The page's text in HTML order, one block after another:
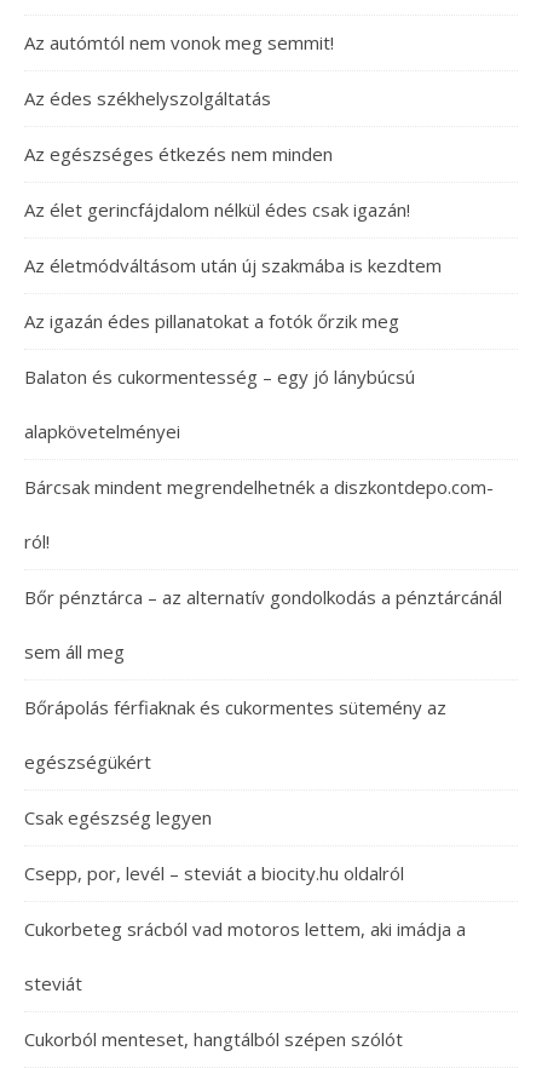
Az autómtól nem vonok meg semmit!
Az édes székhelyszolgáltatás
Az egészséges étkezés nem minden
Az élet gerincfájdalom nélkül édes csak igazán!
Az életmódváltásom után új szakmába is kezdtem
Az igazán édes pillanatokat a fotók őrzik meg
Balaton és cukormentesség – egy jó lánybúcsú
alapkövetelményei
Bárcsak mindent megrendelhetnék a diszkontdepo.com-
ról!
Bőr pénztárca – az alternatív gondolkodás a pénztárcánál
sem áll meg
Bőrápolás férfiaknak és cukormentes sütemény az
egészségükért
Csak egészség legyen
Csepp, por, levél – steviát a biocity.hu oldalról
Cukorbeteg srácból vad motoros lettem, aki imádja a
steviát
Cukorból menteset, hangtálból szépen szólót